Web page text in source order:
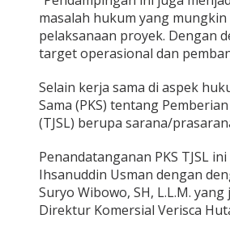
a
n
t
u
n
H
k
m
d
a
T
masalah hukum yang
pelaksanaan proyek. Dengan
target operasional dan
Selain kerja sama di aspek
Sama (PKS) tentang
(TJSL) berupa sarana/
Penandatanganan PKS TJSL
Ihsanuddin Usman dengan
Suryo Wibowo, SH, L.L.M.
Direktur Komersial Verisca